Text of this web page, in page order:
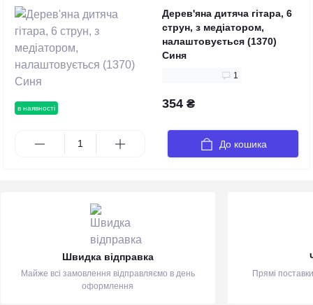
в наявності
Дерев'яна дитяча гітара, 6
струн, з медіатором,
налаштовується (1370)
Синя
1
354 ₴
До кошика
Швидка відправка
Майже всі замовлення відправляємо в день
оформлення
Прямі